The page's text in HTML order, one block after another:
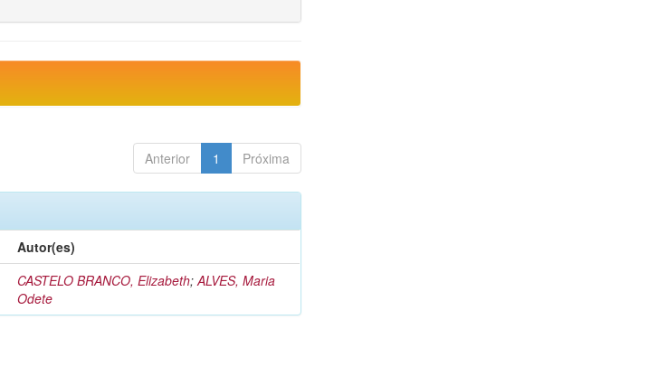
Anterior 1 Próxima
Autor(es)
CASTELO BRANCO, Elizabeth;ALVES, Maria
Odete